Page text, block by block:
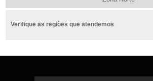
Verifique as regiões que atendemos